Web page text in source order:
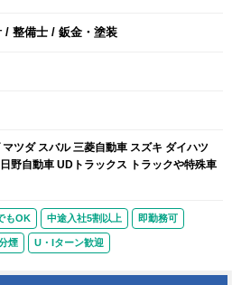
/ 整備士 / 鈑金・塗装
マツダ スバル 三菱自動車 スズキ ダイハツ
野自動車 UDトラックス トラックや特殊車
もOK 中途入社5割以上 即勤務可
煙 U・Iターン歓迎